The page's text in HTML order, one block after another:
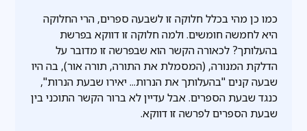
כמו כן מהי בכלל חלוקה זו לשבעה ספרים, הרי החלוקה
היא לחמשה חומשים. ולמה חלוקה זו דווקא בפרשת
בהעלותך? לכאורה הקשר הוא שבפרשה זו מדובר על
הדלקת המנורה, (המסמלת את התורה, תורה אור), בה היו
שבעה קנים "בהעלותך את הנרות... יאירו שבעת הנרות",
כנגד שבעת הספרים. אבל עדיין לא ברור הקשר התוכני בין
שבעת הספרים לפרשה זו דווקא.